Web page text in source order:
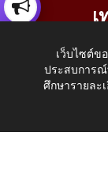
โทรศัพท์:
E-
เว็บไซต์ข
ประสบการ
ศึกษารายละ